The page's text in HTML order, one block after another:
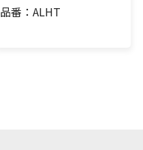
品番：ALHT